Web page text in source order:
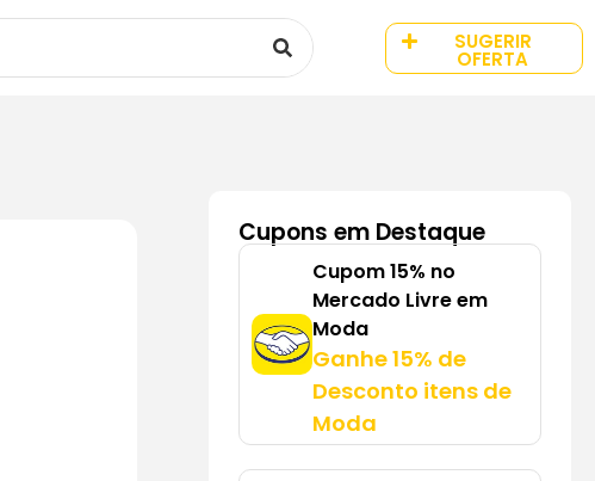
SUGERIR
OFERTA
Cupons em Destaque
Cupom 15% no
Mercado Livre em
Moda
Ganhe 15% de
Desconto itens de
Moda